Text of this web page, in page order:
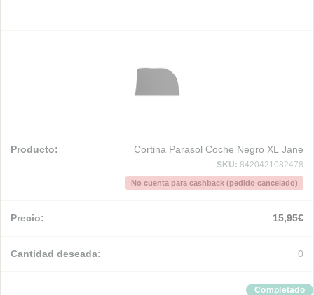
Cortina Parasol Coche Negro XL Jane
SKU: 8420421082478
No cuenta para cashback (pedido cancelado)
15,95€
0
Completado